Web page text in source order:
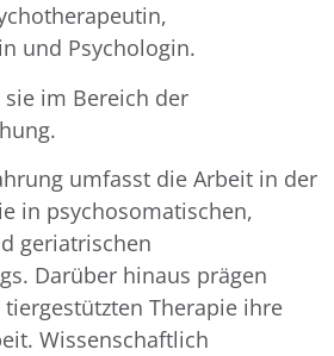
und Psychologin.
im Bereich der
umfasst die Arbeit in der
in psychosomatischen,
geriatrischen
Darüber hinaus prägen
Therapie ihre
Wissenschaftlich